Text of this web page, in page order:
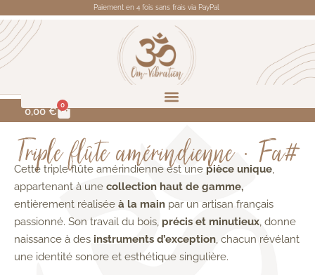
Paiement en 4 fois sans frais via PayPal
0,00€ 0
Triple flûte amérindienne • Fa#
Cette triple flûte amérindienne est une pièce unique,
appartenant à une collection haut de gamme,
entièrement réalisée à la main par un artisan français
passionné. Son travail du bois, précis et minutieux, donne
naissance à des instruments d’exception, chacun révélant
une identité sonore et esthétique singulière.